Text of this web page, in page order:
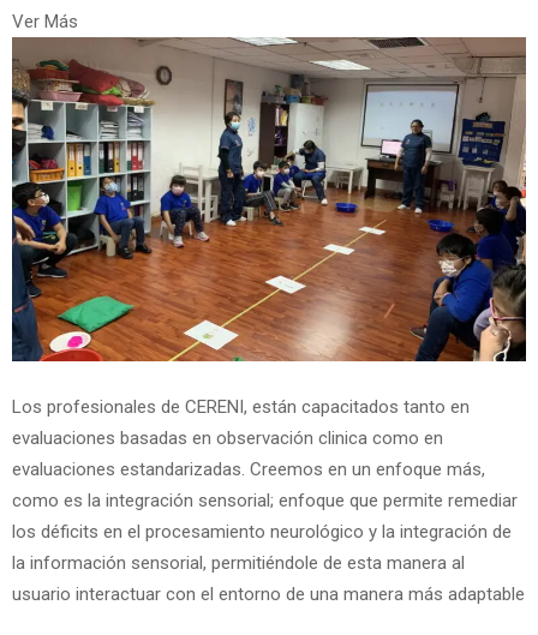
Ver Más
Los profesionales de CERENI, están capacitados tanto en
evaluaciones basadas en observación clinica como en
evaluaciones estandarizadas. Creemos en un enfoque más,
como es la integración sensorial; enfoque que permite remediar
los déficits en el procesamiento neurológico y la integración de
la información sensorial, permitiéndole de esta manera al
usuario interactuar con el entorno de una manera más adaptable